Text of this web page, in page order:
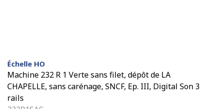
Échelle HO
Machine 232 R 1 Verte sans filet, dépôt de LA
CHAPELLE, sans carénage, SNCF, Ep. III, Digital Son 3
rails